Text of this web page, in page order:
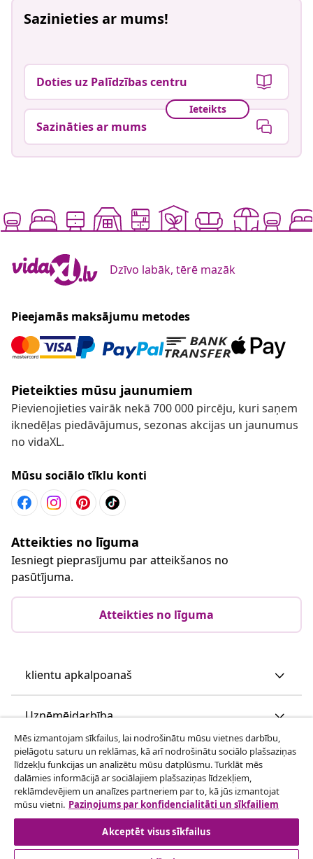
Sazinieties ar mums!
Doties uz Palīdzības centru
Ieteikts
Sazināties ar mums
Dzīvo labāk, tērē mazāk
Pieejamās maksājumu metodes
Pieteikties mūsu jaunumiem
Pievienojieties vairāk nekā 700 000 pircēju, kuri saņem
iknedēļas piedāvājumus, sezonas akcijas un jaunumus
no vidaXL.
Mūsu sociālo tīklu konti
Atteikties no līguma
Iesniegt pieprasījumu par atteikšanos no
pasūtījuma.
Atteikties no līguma
klientu apkalpoanaš
Uzņēmējdarbība
vidaXL
Apskatiet vairāk
Mēs izmantojam sīkfailus, lai nodrošinātu mūsu vietnes darbību,
pielāgotu saturu un reklāmas, kā arī nodrošinātu sociālo plašsaziņas
līdzekļu funkcijas un analizētu mūsu datplūsmu. Turklāt mēs
dalāmies informācijā ar sociālajiem plašsaziņas līdzekļiem,
reklāmdevējiem un analīzes partneriem par to, kā jūs izmantojat
mūsu vietni. Paziņojums par konfidencialitāti un sīkfailiem
Akceptēt visus sīkfailus